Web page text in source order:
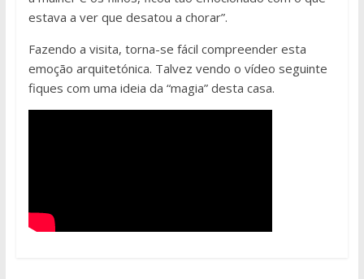
estava a ver que desatou a chorar”.
Fazendo a visita, torna-se fácil compreender esta
emoção arquitetónica. Talvez vendo o vídeo seguinte
fiques com uma ideia da “magia” desta casa.